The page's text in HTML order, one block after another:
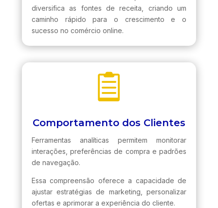
diversifica as fontes de receita, criando um
caminho rápido para o crescimento e o
sucesso no comércio online.

Comportamento dos Clientes
Ferramentas analíticas permitem monitorar
interações, preferências de compra e padrões
de navegação.
Essa compreensão oferece a capacidade de
ajustar estratégias de marketing, personalizar
ofertas e aprimorar a experiência do cliente.